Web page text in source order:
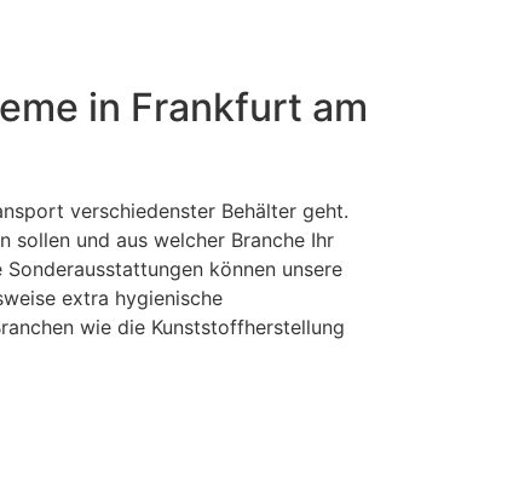
in Frankfurt am
verschiedenster Behälter geht.
sollen und aus welcher Branche Ihr
können unsere
extra hygienische
wie die Kunststoffherstellung